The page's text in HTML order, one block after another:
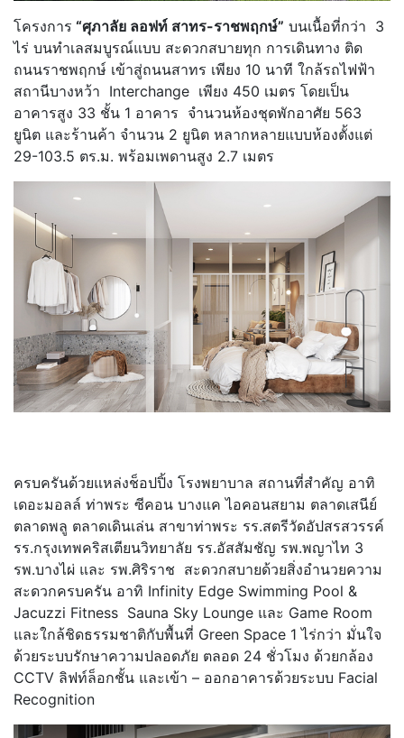
โครงการ “ศุภาลัย ลอฟท์ สาทร-ราชพฤกษ์” บนเนื้อที่กว่า 3
ไร่ บนทำเลสมบูรณ์แบบ สะดวกสบายทุก การเดินทาง ติด
ถนนราชพฤกษ์ เข้าสู่ถนนสาทร เพียง 10 นาที ใกล้รถไฟฟ้า
สถานีบางหว้า Interchange เพียง 450 เมตร โดยเป็น
อาคารสูง 33 ชั้น 1 อาคาร จำนวนห้องชุดพักอาศัย 563
ยูนิต และร้านค้า จำนวน 2 ยูนิต หลากหลายแบบห้องตั้งแต่
29-103.5 ตร.ม. พร้อมเพดานสูง 2.7 เมตร
ครบครันด้วยแหล่งช็อปปิ้ง โรงพยาบาล สถานที่สำคัญ อาทิ
เดอะมอลล์ ท่าพระ ซีคอน บางแค ไอคอนสยาม ตลาดเสนีย์
ตลาดพลู ตลาดเดินเล่น สาขาท่าพระ รร.สตรีวัดอัปสรสวรรค์
รร.กรุงเทพคริสเตียนวิทยาลัย รร.อัสสัมชัญ รพ.พญาไท 3
รพ.บางไผ่ และ รพ.ศิริราช สะดวกสบายด้วยสิ่งอำนวยความ
สะดวกครบครัน อาทิ Infinity Edge Swimming Pool &
Jacuzzi Fitness Sauna Sky Lounge และ Game Room
และใกล้ชิดธรรมชาติกับพื้นที่ Green Space 1 ไร่กว่า มั่นใจ
ด้วยระบบรักษาความปลอดภัย ตลอด 24 ชั่วโมง ด้วยกล้อง
CCTV ลิฟท์ล็อกชั้น และเข้า – ออกอาคารด้วยระบบ Facial
Recognition